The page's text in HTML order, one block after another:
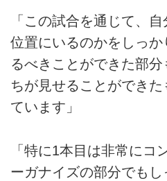
「この試合を通じて、
位置にいるのかをしっ
るべきことができた部
ちが見せることができ
ています」
「特に1本目は非常にコ
ーガナイズの部分でも